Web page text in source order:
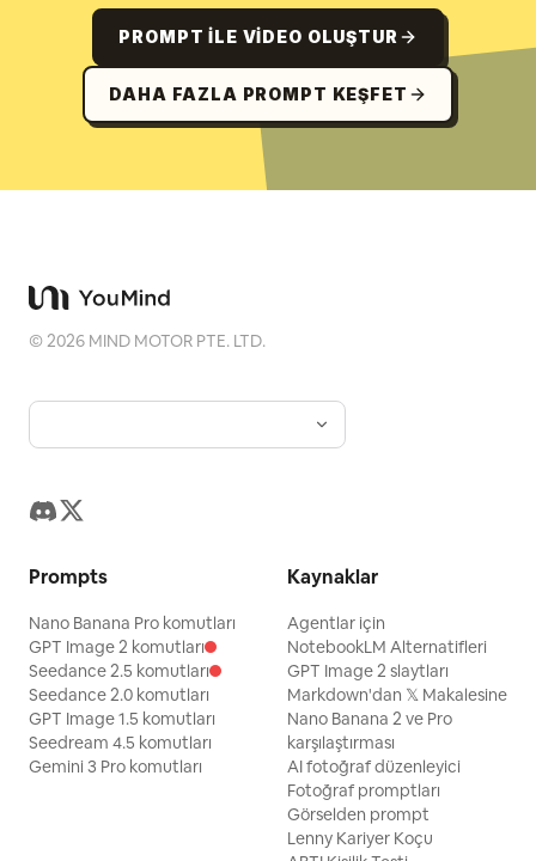
PROMPT ILE VIDEO OLUŞTUR
DAHA FAZLA PROMPT KEŞFET
©2026 MIND MOTOR PTE. LTD.
Prompts
Nano Banana Pro komutları
GPT Image 2 komutları
Seedance 2.5 komutları
Seedance 2.0 komutları
GPT Image 1.5 komutları
Seedream 4.5 komutları
Gemini 3 Pro komutları
Kaynaklar
Agentlar için
NotebookLM Alternatifleri
GPT Image 2 slaytları
Markdown'dan 𝕏 Makalesine
Nano Banana 2 ve Pro
karşılaştırması
AI fotoğraf düzenleyici
Fotoğraf promptları
Görselden prompt
Lenny Kariyer Koçu